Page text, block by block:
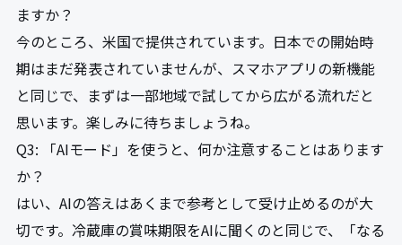
ますか？
今のところ、米国で提供されています。日本での開始時
期はまだ発表されていませんが、スマホアプリの新機能
と同じで、まずは一部地域で試してから広がる流れだと
思います。楽しみに待ちましょうね。
Q3: 「AIモード」を使うと、何か注意することはあります
か？
はい、AIの答えはあくまで参考として受け止めるのが大
切です。冷蔵庫の賞味期限をAIに聞くのと同じで、「なる